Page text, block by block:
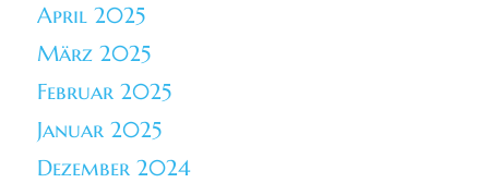
April 2025
März 2025
Februar 2025
Januar 2025
Dezember 2024